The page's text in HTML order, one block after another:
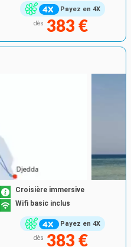
Payez en 4X
dès 383 €
Payez en 4X
Croisière immersive
Wifi basic inclus
dès 383 €